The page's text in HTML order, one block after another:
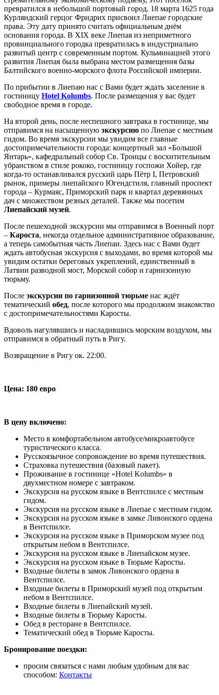
превратился в небольшой портовый город. 18 марта 1625 года
Курляндский герцог Фридрих присвоил Лиепае городские
права. Эту дату принято считать официальным днём
основания города. В XIX веке Лиепая из неприметного
провинциального городка превратилась в индустриально
развитый центр с современным портом. Кульминацией этого
развития Лиепая была выбрана местом размещения базы
Балтийского военно-морского флота Российской империи.
По прибытии в Лиепаю нас с Вами будет ждать заселение в
гостиницу Hotel Kolumbs. После размещения у вас будет
свободное время в городе.
На второй день, после неспешного завтрака в гостинице, мы
отправимся на насыщенную экскурсию по Лиепае с местным
гидом. Во время экскурсии мы увидим все главные
достопримечательности города: концертный зал «Большой
Янтарь», кафедральный собор Св. Троицы с восхитительным
убранством в стиле рококо, гостиницу госпожи Хойер, где
когда-то останавливался русский царь Пётр I, Петровский
рынок, примеры лиепайского Югендстиля, главный проспект
города – Курмаяс, Приморский парк и квартал деревянных
дач с множеством резных деталей. Также мы посетим
Лиепайский музей.
После пешеходной экскурсии мы отправимся в Военный порт
– Кароста, некогда отдельное административное образование,
а теперь самобытная часть Лиепаи. Здесь нас с Вами будет
ждать автобусная экскурсия с выходами, во время которой мы
увидим остатки береговых укреплений, единственный в
Латвии разводной мост, Морской собор и гарнизонную
тюрьму.
После экскурсии по гарнизонной тюрьме нас ждёт
тематический обед, после которого мы продолжим знакомство
с достопримечательностями Каросты.
Вдоволь нагулявшись и насладившись морским воздухом, мы
отправимся в обратный путь в Ригу.
Возвращение в Ригу ок. 22:00.
Цена: 180 евро
В цену включено:
Место в комфортабельном автобусе/микроавтобусе
туристического класса.
Русскоязычное сопровождение во время путешествия.
Страховка путешествия (базовый пакет).
Проживание в гостинице «Hotel Kolumbs» в
двухместном номере с завтраком.
Экскурсия на русском языке в Вентспилсе с местным
гидом.
Экскурсия на русском языке в Лиепае с местным гидом.
Экскурсия на русском языке в замке Ливонского ордена
в Вентспилсе.
Экскурсия на русском языке в Приморском музее под
открытым небом в Вентспилсе.
Экскурсия на русском языке в Лиепайском музее.
Экскурсия на русском языке в Тюрьме Каросты.
Входные билеты в замок Ливонского ордена в
Вентспилсе.
Входные билеты в Приморский музей под открытым
небом в Вентспилсе.
Входные билеты в Лиепайский музей.
Входные билеты в Тюрьму Каросты.
Обед в ресторане в Вентспилсе.
Тематический обед в Тюрьме Каросты.
Бронирование поездки:
просим связаться с нами любым удобным для вас
способом: Контакты